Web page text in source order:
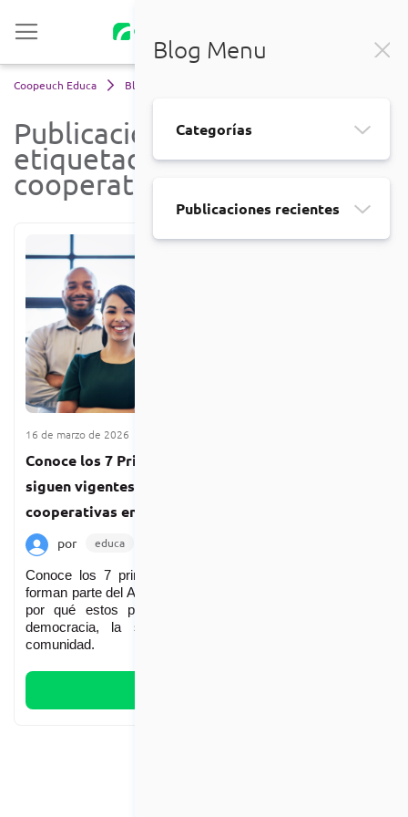
Coopeuch Educa Blog
Publicaciones
etiquetadas 'ADN
cooperativo'
Blog Menu
Categorías
Publicaciones recientes
16 de marzo de 2026
Conoce los 7 Principios Cooperativos: pilares que
siguen vigentes y que guían a todas las
cooperativas en el mundo
por educa
Conoce los 7 principios cooperativos de la ACI y cómo
forman parte del ADN Cooperativo de Coopeuch. Descubre
por qué estos pilares siguen vigentes, fortaleciendo la
democracia, la solidaridad y el compromiso con la
comunidad.